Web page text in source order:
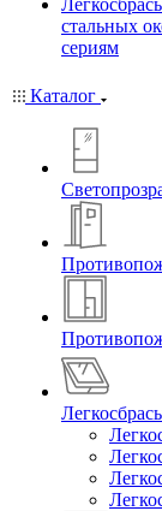
стальных
сериям
Каталог